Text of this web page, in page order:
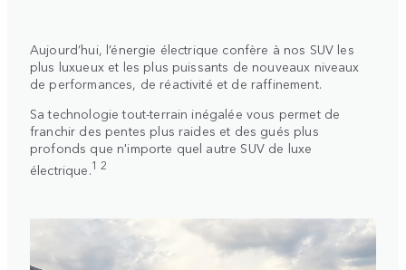
Aujourd’hui, l’énergie électrique confère à nos SUV les
plus luxueux et les plus puissants de nouveaux niveaux
de performances, de réactivité et de raffinement.
Sa technologie tout-terrain inégalée vous permet de
franchir des pentes plus raides et des gués plus
profonds que n'importe quel autre SUV de luxe
électrique.1 2